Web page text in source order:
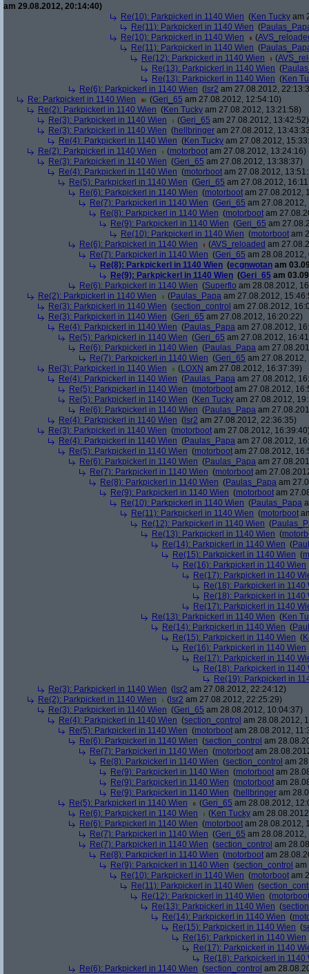
am 29.08.2012, 20:14:40)
Re(10): Parkpickerl in 1140 Wien (Ken Tucky am
Re(11): Parkpickerl in 1140 Wien (
Re(10): Parkpickerl in 1140 Wien
(
Re(11): Parkpickerl in 1140 Wien (
Re(12): Parkpickerl in 1140 Wien
(
Re(13): Parkpickerl in 1140 Wien (
Re(13): Parkpickerl in 1140 Wien (Ken
Re(6): Parkpickerl in 1140 Wien ( lsr2 am 27.08.2012,
Re: Parkpickerl in 1140 Wien
(Geri_65 am 27.08.2012, 12:54:10)
Re(2): Parkpickerl in 1140 Wien (Ken Tucky am 27.08.2012, 13:21:58)
Re(3): Parkpickerl in 1140 Wien
(Geri_65 am 27.08.2012, 13:42:52)
Re(3): Parkpickerl in 1140 Wien (hellbringer am 27.08.2012,
Re(4): Parkpickerl in 1140 Wien (Ken Tucky am 27.08.2012,
Re(2): Parkpickerl in 1140 Wien
(motorboot am 27.08.2012, 13:24:16)
Re(3): Parkpickerl in 1140 Wien (Geri_65 am 27.08.2012, 13:38:37)
Re(4): Parkpickerl in 1140 Wien (motorboot am 27.08.2012,
Re(5): Parkpickerl in 1140 Wien (Geri_65 am 27.08.2012,
Re(6): Parkpickerl in 1140 Wien (motorboot am 27.08.2012,
Re(7): Parkpickerl in 1140 Wien (Geri_65 am 27.08.2012,
Re(8): Parkpickerl in 1140 Wien (motorboot am
Re(9): Parkpickerl in 1140 Wien (Geri_65 am
Re(10): Parkpickerl in 1140 Wien (motorboot am
Re(6): Parkpickerl in 1140 Wien
(AVS_reloaded am
Re(7): Parkpickerl in 1140 Wien (Geri_65 am 28.08.2012,
Re(8): Parkpickerl in 1140 Wien (ecgnwotan am
Re(9): Parkpickerl in 1140 Wien (Geri_65 am
Re(6): Parkpickerl in 1140 Wien (Superflo am 28.08.2012,
Re(2): Parkpickerl in 1140 Wien
(Paulas_Papa am 27.08.2012,
Re(3): Parkpickerl in 1140 Wien (section_control am 27.08.2012,
Re(3): Parkpickerl in 1140 Wien (Geri_65 am 27.08.2012, 16:20:22)
Re(4): Parkpickerl in 1140 Wien (Paulas_Papa am 27.08.2012,
Re(5): Parkpickerl in 1140 Wien (Geri_65 am 27.08.2012,
Re(6): Parkpickerl in 1140 Wien (Paulas_Papa am
Re(7): Parkpickerl in 1140 Wien (Geri_65 am 27.08.2012,
Re(3): Parkpickerl in 1140 Wien
(LOXN am 27.08.2012, 16:37:39)
Re(4): Parkpickerl in 1140 Wien (Paulas_Papa am 27.08.2012,
Re(5): Parkpickerl in 1140 Wien (motorboot am 27.08.2012,
Re(5): Parkpickerl in 1140 Wien (Ken Tucky am 27.08.2012,
Re(6): Parkpickerl in 1140 Wien (Paulas_Papa am
Re(4): Parkpickerl in 1140 Wien ( lsr2 am 27.08.2012, 22:36:35)
Re(3): Parkpickerl in 1140 Wien (motorboot am 27.08.2012,
Re(4): Parkpickerl in 1140 Wien (Paulas_Papa am 27.08.2012,
Re(5): Parkpickerl in 1140 Wien (motorboot am 27.08.2012,
Re(6): Parkpickerl in 1140 Wien (Paulas_Papa am
Re(7): Parkpickerl in 1140 Wien (motorboot am
Re(8): Parkpickerl in 1140 Wien (Paulas_Papa am
Re(9): Parkpickerl in 1140 Wien (motorboot am
Re(10): Parkpickerl in 1140 Wien (Paulas_Papa
Re(11): Parkpickerl in 1140 Wien (motorboot
Re(12): Parkpickerl in 1140 Wien (
Re(13): Parkpickerl in 1140 Wien (
Re(14): Parkpickerl in 1140 Wien (
Re(15): Parkpickerl in 1140 Wien (
Re(16): Parkpickerl in 1140 Wien
Re(17): Parkpickerl in 1140
Re(18): Parkpickerl in 1140
Re(18): Parkpickerl in 1140
Re(17): Parkpickerl in 1140
Re(13): Parkpickerl in 1140 Wien (Ken
Re(14): Parkpickerl in 1140 Wien (
Re(15): Parkpickerl in 1140 Wien (
Re(16): Parkpickerl in 1140 Wien
Re(17): Parkpickerl in 1140
Re(18): Parkpickerl in 1140
Re(19): Parkpickerl in
Re(3): Parkpickerl in 1140 Wien ( lsr2 am 27.08.2012, 22:24:12)
Re(2): Parkpickerl in 1140 Wien
( lsr2 am 27.08.2012, 22:25:29)
Re(3): Parkpickerl in 1140 Wien (Geri_65 am 28.08.2012, 10:04:37)
Re(4): Parkpickerl in 1140 Wien (section_control am 28.08.2012,
Re(5): Parkpickerl in 1140 Wien (motorboot am 28.08.2012,
Re(6): Parkpickerl in 1140 Wien (section_control am
Re(7): Parkpickerl in 1140 Wien (motorboot am
Re(8): Parkpickerl in 1140 Wien (section_control am
Re(9): Parkpickerl in 1140 Wien (motorboot am
Re(9): Parkpickerl in 1140 Wien (motorboot am
Re(9): Parkpickerl in 1140 Wien (hellbringer am
Re(5): Parkpickerl in 1140 Wien
(Geri_65 am 28.08.2012,
Re(6): Parkpickerl in 1140 Wien
(Ken Tucky am
Re(6): Parkpickerl in 1140 Wien (motorboot am 28.08.2012,
Re(7): Parkpickerl in 1140 Wien (Geri_65 am 28.08.2012,
Re(7): Parkpickerl in 1140 Wien (section_control am
Re(8): Parkpickerl in 1140 Wien (motorboot am
Re(9): Parkpickerl in 1140 Wien (section_control am
Re(10): Parkpickerl in 1140 Wien (motorboot am
Re(11): Parkpickerl in 1140 Wien (
Re(12): Parkpickerl in 1140 Wien (motorboot
Re(13): Parkpickerl in 1140 Wien (
Re(14): Parkpickerl in 1140 Wien (
Re(15): Parkpickerl in 1140 Wien (
Re(16): Parkpickerl in 1140 Wien
Re(17): Parkpickerl in 1140
Re(18): Parkpickerl in 1140
Re(6): Parkpickerl in 1140 Wien (section_control am